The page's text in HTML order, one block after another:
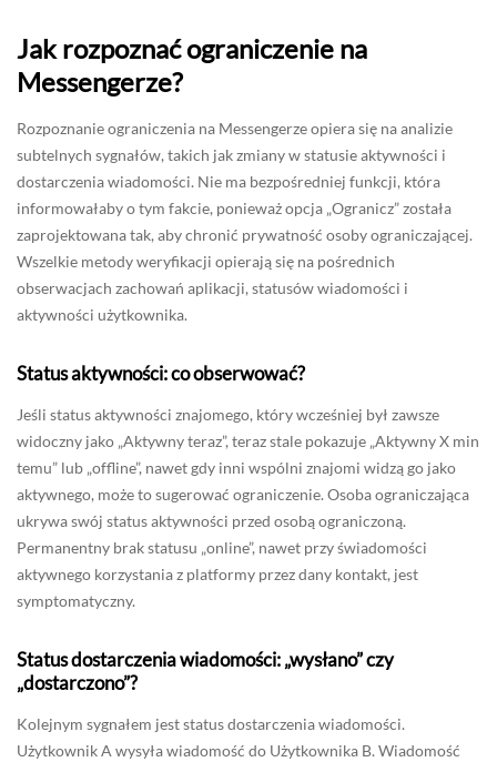
Jak rozpoznać ograniczenie na
Messengerze?
Rozpoznanie ograniczenia na Messengerze opiera się na analizie
subtelnych sygnałów, takich jak zmiany w statusie aktywności i
dostarczenia wiadomości. Nie ma bezpośredniej funkcji, która
informowałaby o tym fakcie, ponieważ opcja „Ogranicz” została
zaprojektowana tak, aby chronić prywatność osoby ograniczającej.
Wszelkie metody weryfikacji opierają się na pośrednich
obserwacjach zachowań aplikacji, statusów wiadomości i
aktywności użytkownika.
Status aktywności: co obserwować?
Jeśli status aktywności znajomego, który wcześniej był zawsze
widoczny jako „Aktywny teraz”, teraz stale pokazuje „Aktywny X min
temu” lub „offline”, nawet gdy inni wspólni znajomi widzą go jako
aktywnego, może to sugerować ograniczenie. Osoba ograniczająca
ukrywa swój status aktywności przed osobą ograniczoną.
Permanentny brak statusu „online”, nawet przy świadomości
aktywnego korzystania z platformy przez dany kontakt, jest
symptomatyczny.
Status dostarczenia wiadomości: „wysłano” czy
„dostarczono”?
Kolejnym sygnałem jest status dostarczenia wiadomości.
Użytkownik A wysyła wiadomość do Użytkownika B. Wiadomość